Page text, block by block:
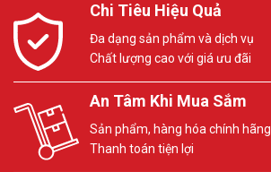
Chi Tiêu Hiệu Quả
Đa dạng sản phẩm và dịch vụ
Chất lượng cao với giá ưu đãi
An Tâm Khi Mua Sắm
Sản phẩm, hàng hóa chính hãng
Thanh toán tiện lợi